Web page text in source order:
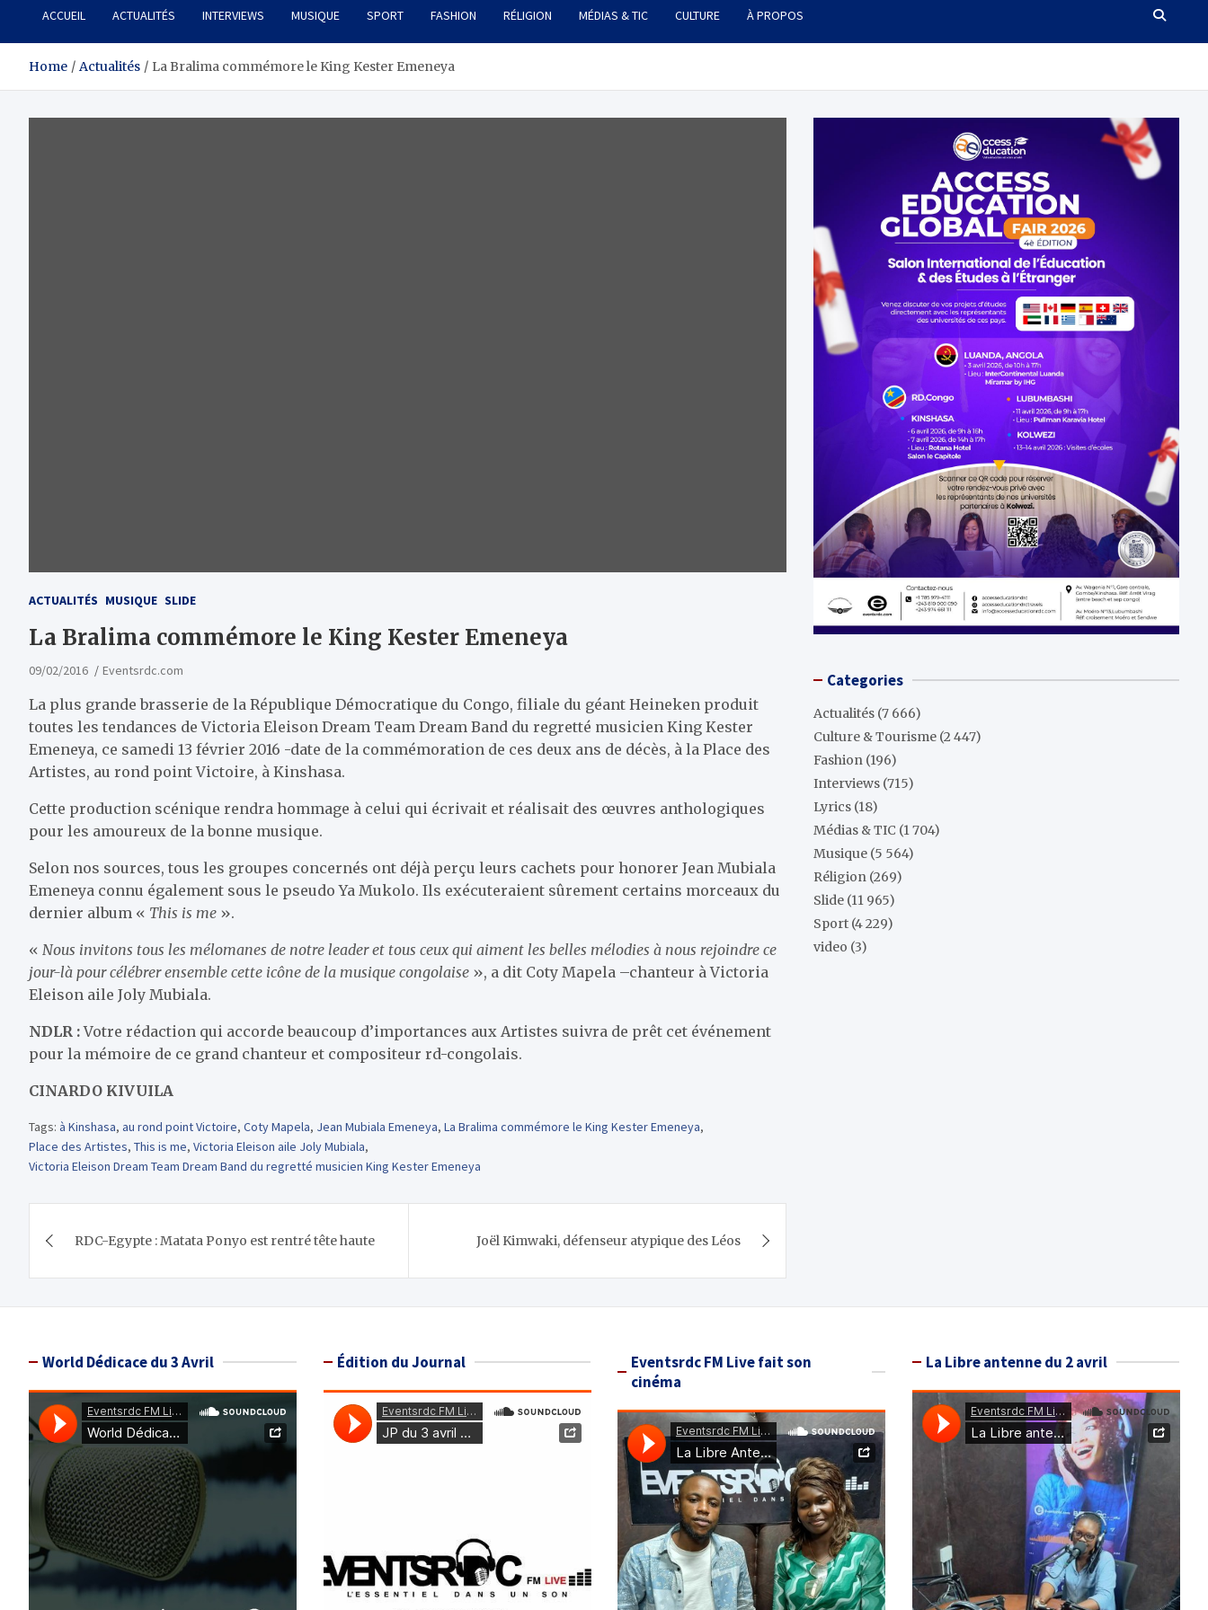
ACCUEIL ACTUALITÉS INTERVIEWS MUSIQUE SPORT FASHION RÉLIGION MÉDIAS & TIC CULTURE À PROPOS
Home Actualités La Bralima commémore le King Kester Emeneya
ACTUALITÉS MUSIQUE SLIDE
La Bralima commémore le King Kester Emeneya
09/02/2016 Eventsrdc.com
La plus grande brasserie de la République Démocratique du Congo, filiale du géant Heineken produit
toutes les tendances de Victoria Eleison Dream Team Dream Band du regretté musicien King Kester
Emeneya, ce samedi 13 février 2016 -date de la commémoration de ces deux ans de décès, à la Place des
Artistes, au rond point Victoire, à Kinshasa.
Cette production scénique rendra hommage à celui qui écrivait et réalisait des œuvres anthologiques
pour les amoureux de la bonne musique.
Selon nos sources, tous les groupes concernés ont déjà perçu leurs cachets pour honorer Jean Mubiala
Emeneya connu également sous le pseudo Ya Mukolo. Ils exécuteraient sûrement certains morceaux du
dernier album « This is me ».
« Nous invitons tous les mélomanes de notre leader et tous ceux qui aiment les belles mélodies à nous rejoindre ce
jour-là pour célébrer ensemble cette icône de la musique congolaise », a dit Coty Mapela –chanteur à Victoria
Eleison aile Joly Mubiala.
NDLR :Votre rédaction qui accorde beaucoup d’importances aux Artistes suivra de prêt cet événement
pour la mémoire de ce grand chanteur et compositeur rd-congolais.
CINARDO KIVUILA
Tags: à Kinshasa, au rond point Victoire, Coty Mapela, Jean Mubiala Emeneya, La Bralima commémore le King Kester Emeneya,
Place des Artistes, This is me, Victoria Eleison aile Joly Mubiala,
Victoria Eleison Dream Team Dream Band du regretté musicien King Kester Emeneya
de
RDC-Egypte : Matata Ponyo est rentré tête haute Joël Kimwaki, défenseur atypique des Léos
Categories
Actualités (7 666)
Culture & Tourisme (2 447)
Fashion (196)
Interviews (715)
Lyrics (18)
Médias & TIC (1 704)
Musique (5 564)
Réligion (269)
Slide (11 965)
Sport (4 229)
video (3)
World Dédicace du 3 Avril Édition du Journal
Eventsrdc FM Live fait son
cinéma
La Libre antenne du 2 avril